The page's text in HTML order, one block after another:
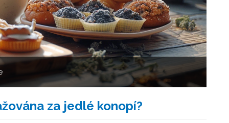
za jedlé konopí?